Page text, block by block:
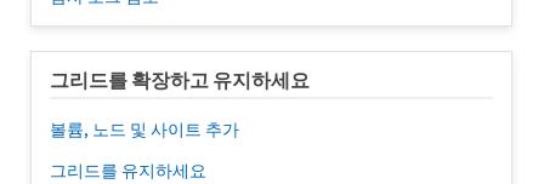
그리드를 확장하고 유지하세요
볼륨, 노드 및 사이트 추가
그리드를 유지하세요